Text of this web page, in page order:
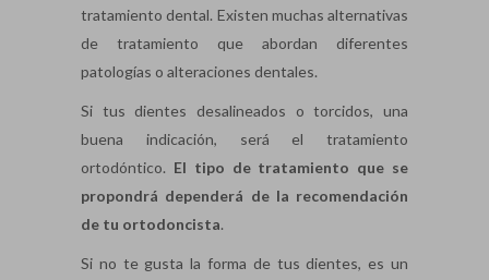
tratamiento dental. Existen muchas alternativas
de tratamiento que abordan diferentes
patologías o alteraciones dentales.
Si tus dientes desalineados o torcidos, una
buena indicación, será el tratamiento
ortodóntico. El tipo de tratamiento que se
propondrá dependerá de la recomendación
de tu ortodoncista.
Si no te gusta la forma de tus dientes, es un